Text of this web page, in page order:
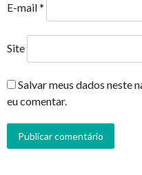
E-mail*
Site
Salvar meus dados neste
eu comentar.